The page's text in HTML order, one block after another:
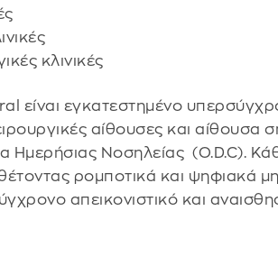
κλινικές
είναι εγκατεστημένο
αίθουσες και αίθουσα
Ημερήσιας Νοσηλείας (O.D.C).
ρομποτικά και ψηφιακά
απεικονιστικό και